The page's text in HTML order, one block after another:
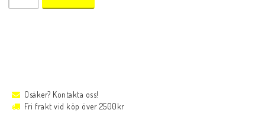
Osäker? Kontakta oss!
Fri frakt vid köp över 2500kr